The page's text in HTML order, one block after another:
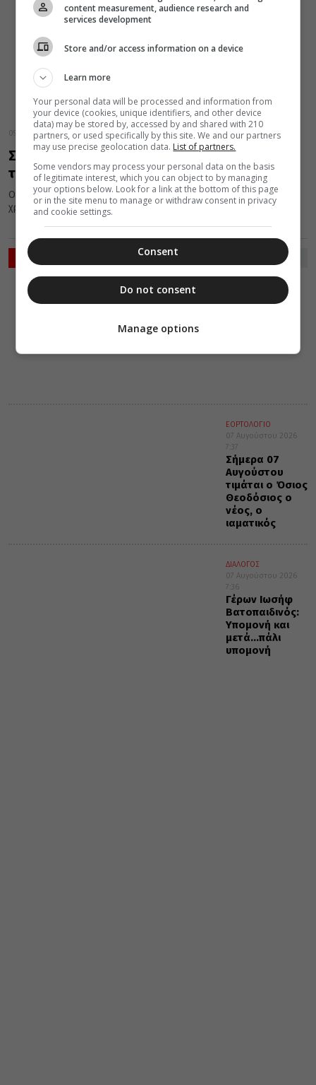
09 Νοεμβρίου 2018
Συνταρακτικό – Πιστοί ακούν χτύπο στον
τάφο του Αγίου Νεκταρίου
Ο Άγιος Νεκτάριος άφησε την τελευταία του πνοή πριν από 98
χρόνια, στις 09 Νοεμβρίου του 1920. Μεγάλο μυστήριο...
ΡΟΗ ΕΙΔΗΣΕΩΝ
07 Αυγούστου 2026
ΕΟΡΤΟΛΟΓΙΟ
07 Αυγούστου 2026
7:37
Σήμερα 07
Αυγούστου
τιμάται ο Όσιος
Θεοδόσιος ο
νέος, ο
ιαματικός
ΔΙΑΛΟΓΟΣ
07 Αυγούστου 2026
7:36
Γέρων Ιωσήφ
Βατοπαιδινός:
Υπομονή και
μετά…πάλι
υπομονή
content measurement, audience research and
services development
Store and/or access information on a device
Learn more
Your personal data will be processed and information from
your device (cookies, unique identifiers, and other device
data) may be stored by, accessed by and shared with 210
partners, or used specifically by this site. We and our partners
may use precise geolocation data. List of partners.
Some vendors may process your personal data on the basis
of legitimate interest, which you can object to by managing
your options below. Look for a link at the bottom of this page
or in the site menu to manage or withdraw consent in privacy
and cookie settings.
Consent
Do not consent
Manage options